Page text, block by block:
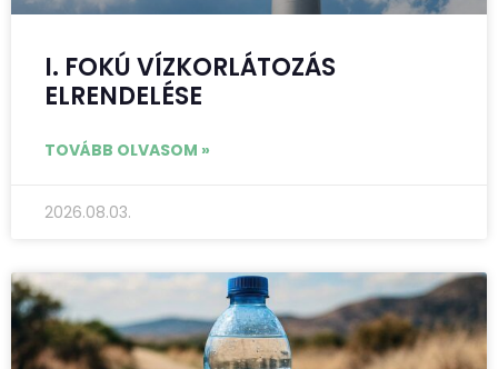
I. FOKÚ VÍZKORLÁTOZÁS
ELRENDELÉSE
TOVÁBB OLVASOM »
2026.08.03.